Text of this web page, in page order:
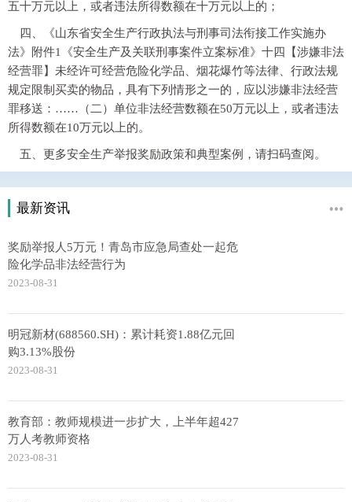
五十万元以上，或者违法所得数额在十万元以上的；
四、《山东省安全生产行政执法与刑事司法衔接工作实施办
法》附件1《安全生产及关联刑事案件立案标准》十四【涉嫌非法
经营罪】未经许可经营危险化学品、烟花爆竹等法律、行政法规
规定限制买卖的物品，具有下列情形之一的，应以涉嫌非法经营
罪移送：……（二）单位非法经营数额在50万元以上，或者违法
所得数额在10万元以上的。
五、更多安全生产举报奖励政策和典型案例，请扫码查阅。
最新资讯
奖励举报人5万元！青岛市应急局查处一起危
险化学品非法经营行为
2023-08-31
明冠新材(688560.SH)：累计耗资1.88亿元回
购3.13%股份
2023-08-31
教育部：教师规模进一步扩大，上半年超427
万人考教师资格
2023-08-31